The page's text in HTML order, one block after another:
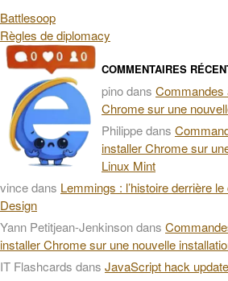
Battlesoop
Règles de diplomacy
COMMENTAIRES
pinodans Commandes
Chrome sur une
Philippedans
installer Chrome sur
Linux Mint
vincedans Lemmings : l’histoire derrière
Design
Yann Petitjean-Jenkinsondans
installer Chrome sur une nouvelle
IT Flashcards dans JavaScript hack update